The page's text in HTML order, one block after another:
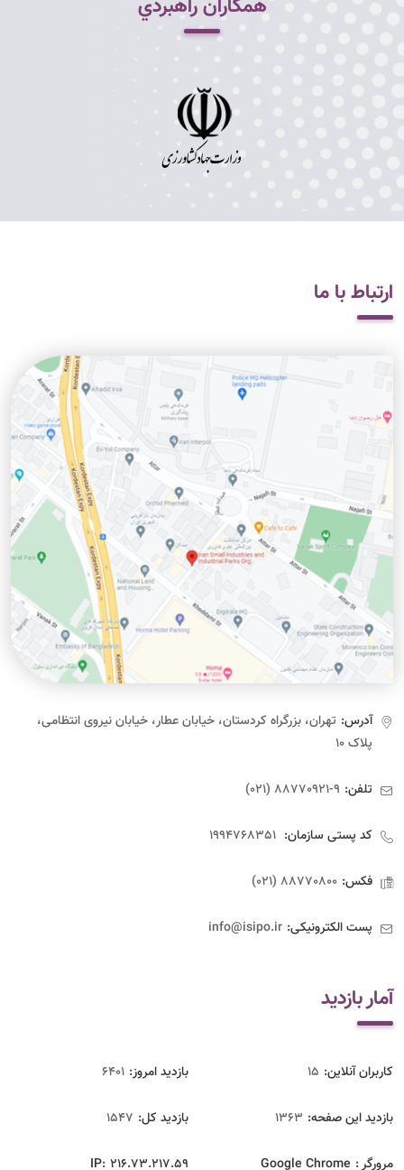
همکاران راهبردي
ارتباط با ما
آدرس: تهران، بزرگراه کردستان، خیابان عطار، خیابان نیروی انتظامی،
پلاک ۱۰
تلفن: 9-88770921 (021)
کد پستی سازمان:
فکس: 88770800 (021)
پست الکترونیکی: info@isipo.ir
آمار بازدید
کاربران آنلاین: 15 بازدید امروز: 6401
بازدید این صفحه: 1363 بازدید‌ کل: 1547
مرورگر : Google Chrome
IP: 216.73.217.59